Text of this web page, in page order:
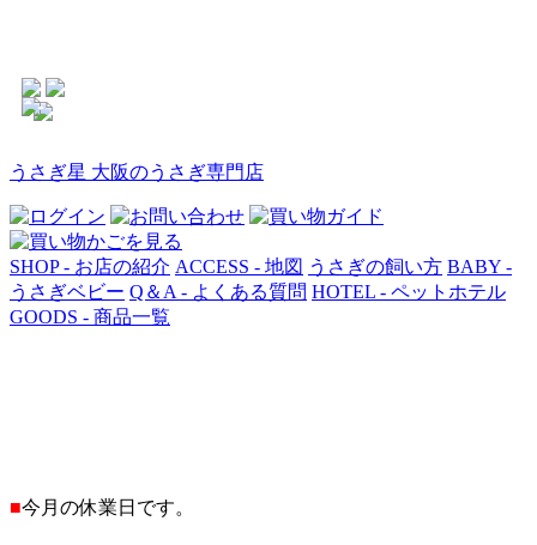
うさぎ星 大阪のうさぎ専門店
SHOP - お店の紹介 ACCESS - 地図 うさぎの飼い方 BABY -
うさぎベビー Q＆A - よくある質問 HOTEL - ペットホテル
GOODS - 商品一覧
■今月の休業日です。